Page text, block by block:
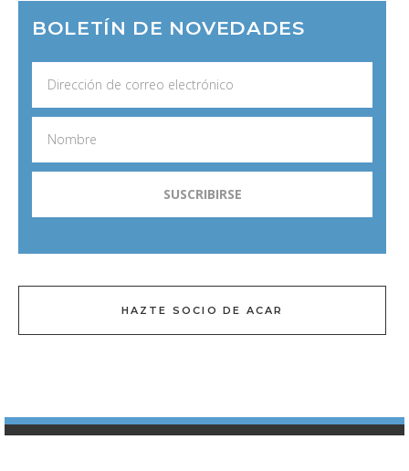
BOLETÍN DE NOVEDADES
HAZTE SOCIO DE ACAR